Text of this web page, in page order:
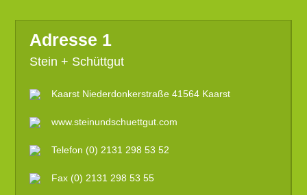
Adresse 1
Stein + Schüttgut
Kaarst Niederdonkerstraße 41564 Kaarst
www.steinundschuettgut.com
Telefon (0) 2131 298 53 52
Fax (0) 2131 298 53 55